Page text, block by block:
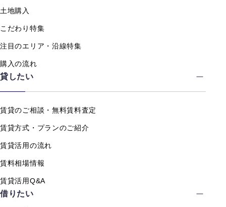
土地購入
こだわり特集
注目のエリア・沿線特集
購入の流れ
貸したい
賃貸のご相談・無料賃料査定
賃貸方式・プランのご紹介
賃貸活用の流れ
賃料相場情報
賃貸活用Q&A
借りたい